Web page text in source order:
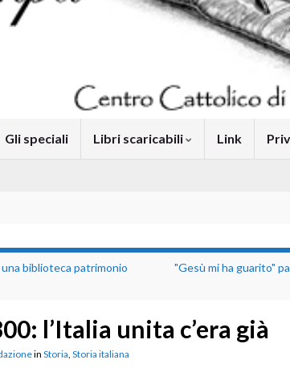
Gli speciali Libri scaricabili Link
biblioteca patrimonio
"Gesù mi ha guarito"
l’Italia unita c’era già
in Storia Storia italiana